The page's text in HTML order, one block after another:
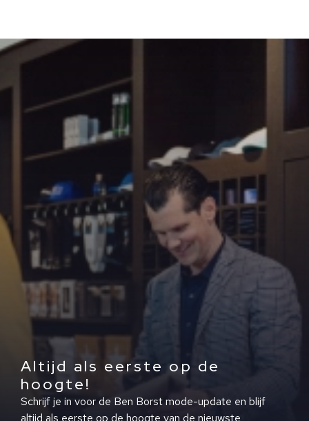
Altijd als eerste op de
hoogte!
Schrijf je in voor de Ben Borst mode-update en blijf
altijd als eerste op de hoogte van de nieuwste